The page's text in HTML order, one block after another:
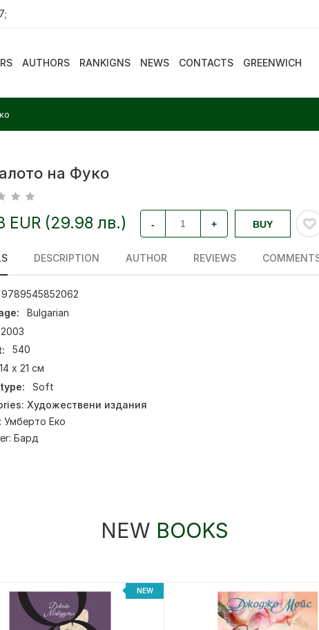
AUTHORS RANKIGNS NEWS CONTACTS GREENWICH
на Фуко
EUR (29.98 лв.) - + BUY
DESCRIPTION AUTHOR REVIEWS
9789545852062
Bulgarian
2003
540
14 х 21 см
Soft
Художествени издания
Умберто Еко
Бард
NEW BOOKS
NEW